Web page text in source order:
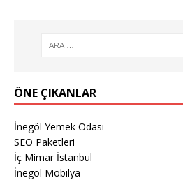
ÖNE ÇIKANLAR
İnegöl Yemek Odası
SEO Paketleri
İç Mimar İstanbul
İnegöl Mobilya